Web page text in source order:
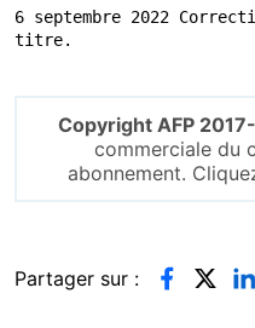
6 septembre 2022
titre.
Copyright AFP
commerciale du
abonnement.
Partager sur :